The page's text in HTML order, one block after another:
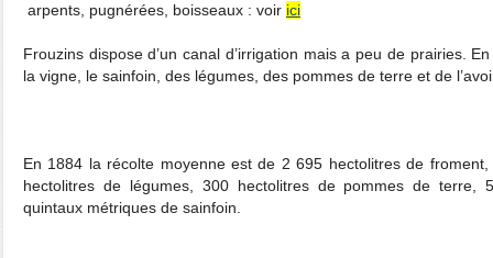
arpents, pugnérées, boisseaux : voir ici
Frouzins dispose d’un canal d’irrigation mais a peu de prairies.
la vigne, le sainfoin, des légumes, des pommes de terre et de
En 1884 la récolte moyenne est de 2 695 hectolitres de
hectolitres de légumes, 300 hectolitres de pommes de terre,
quintaux métriques de sainfoin.